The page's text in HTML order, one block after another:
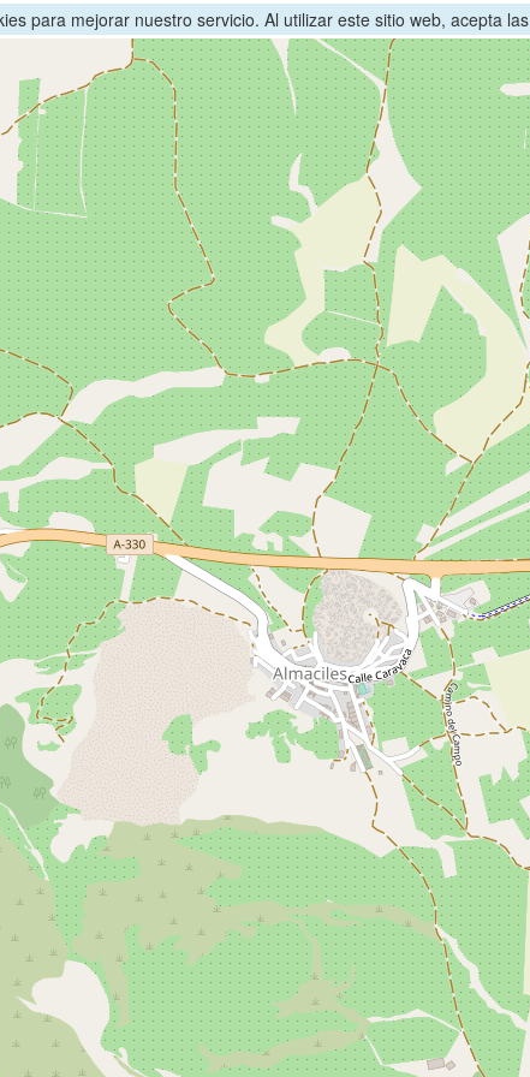
para mejorar nuestro servicio. Al utilizar este sitio web, acepta las